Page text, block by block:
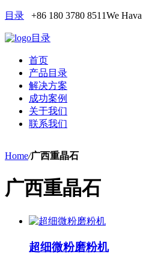
目录 +86 180 3780 8511We
目录
首页
产品目录
解决方案
成功案例
关于我们
联系我们
Home/广西重晶石
广西重晶石
超细微粉磨粉机